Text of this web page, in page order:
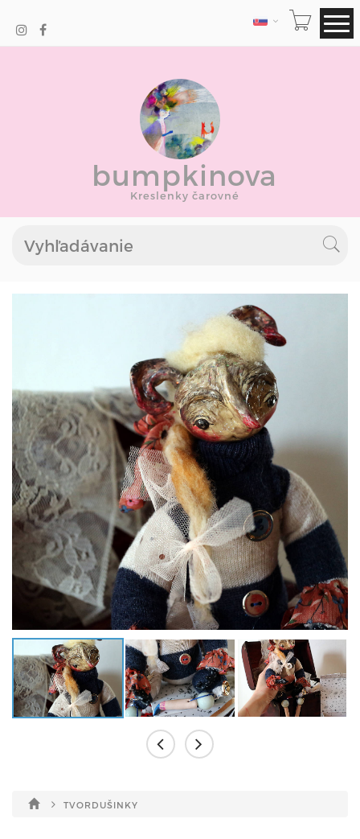
JAZYK
bumpkinova
Kreslenky čarovné
TVORDUŠINKY